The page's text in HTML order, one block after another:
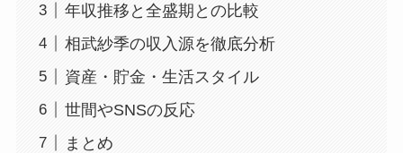
年収推移と全盛期との比較
相武紗季の収入源を徹底分析
資産・貯金・生活スタイル
世間やSNSの反応
まとめ